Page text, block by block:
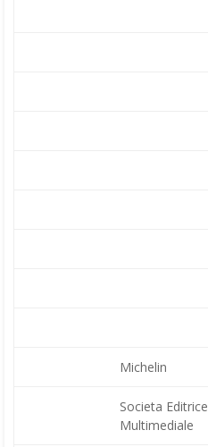
Michelin
Societa Editrice
Multimediale